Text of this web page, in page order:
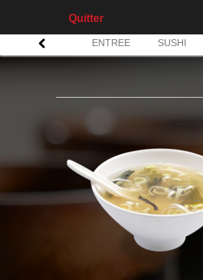
Quitter
ENTREE SUSHI